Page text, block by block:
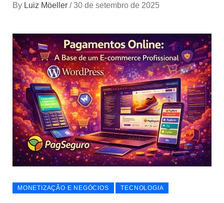
By Luiz Möeller / 30 de setembro de 2025
MONETIZAÇÃO E NEGÓCIOS TECNOLOGIA